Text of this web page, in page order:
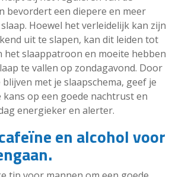
bevordert een diepere en meer
Hoewel het verleidelijk kan zijn
uit te slapen, kan dit leiden tot
het slaappatroon en moeite hebben
te vallen op zondagavond. Door
met je slaapschema, geef je
kans op een goede nachtrust en
energieker en alerter.
en alcohol voor